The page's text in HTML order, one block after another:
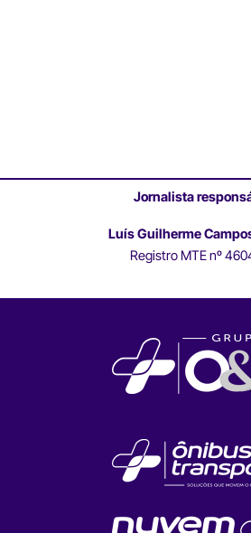
Jornalista
Luís Guilherme
Registro MTE nº